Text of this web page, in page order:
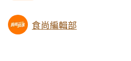
食尚編輯部